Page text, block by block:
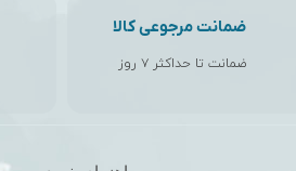
ضمانت مرجوعی کالا
ضمانت تا حداکثر ۷ روز